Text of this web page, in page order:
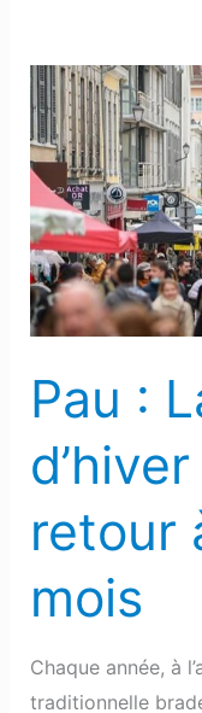
Pau :
retour
mois
Chaque année, à
traditionnelle
Pau
:
La
braderie
d’hiver
fait
son
retour
la
du